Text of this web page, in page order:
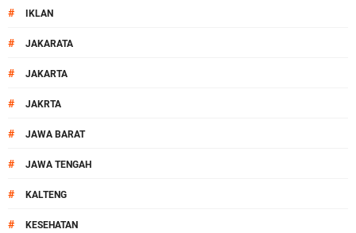
# IKLAN
# JAKARATA
# JAKARTA
# JAKRTA
# JAWA BARAT
# JAWA TENGAH
# KALTENG
# KESEHATAN